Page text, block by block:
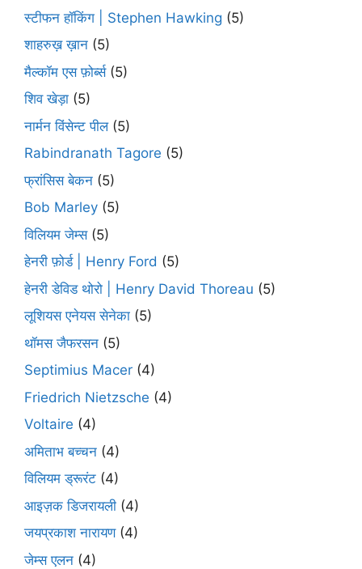
स्टीफन हॉकिंग | Stephen Hawking (5)
शाहरुख़ ख़ान (5)
मैल्कॉम एस फ़ोर्ब्स(5)
शिव खेड़ा (5)
नार्मन विंसेन्ट पील(5)
Rabindranath Tagore (5)
फ्रांसिस बेकन (5)
Bob Marley (5)
विलियम जेम्स(5)
हेनरी फ़ोर्ड | Henry Ford (5)
हेनरी डेविड थोरो | Henry David Thoreau (5)
लूशियस एनेयस सेनेका (5)
थॉमस जैफरसन (5)
Septimius Macer (4)
Friedrich Nietzsche (4)
Voltaire (4)
अमिताभ बच्चन (4)
विलियम ड्रूरंट (4)
आइज़क डिजरायली (4)
जयप्रकाश नारायण(4)
जेम्स एलन (4)